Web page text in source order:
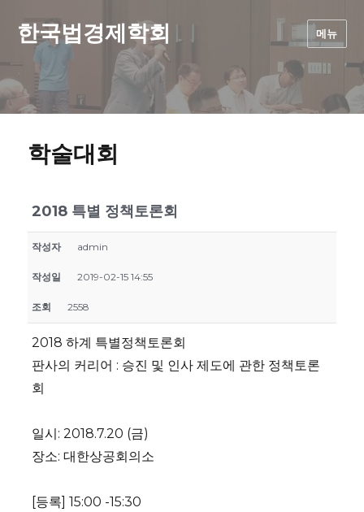
한국법경제학회 메뉴
학술대회
2018 특별 정책토론회
작성자 admin
작성일 2019-02-15 14:55
조회 2558
2018 하계 특별정책토론회
판사의 커리어 : 승진 및 인사 제도에 관한 정책토론
회
일시: 2018.7.20 (금)
장소: 대한상공회의소
[등록] 15:00 -15:30